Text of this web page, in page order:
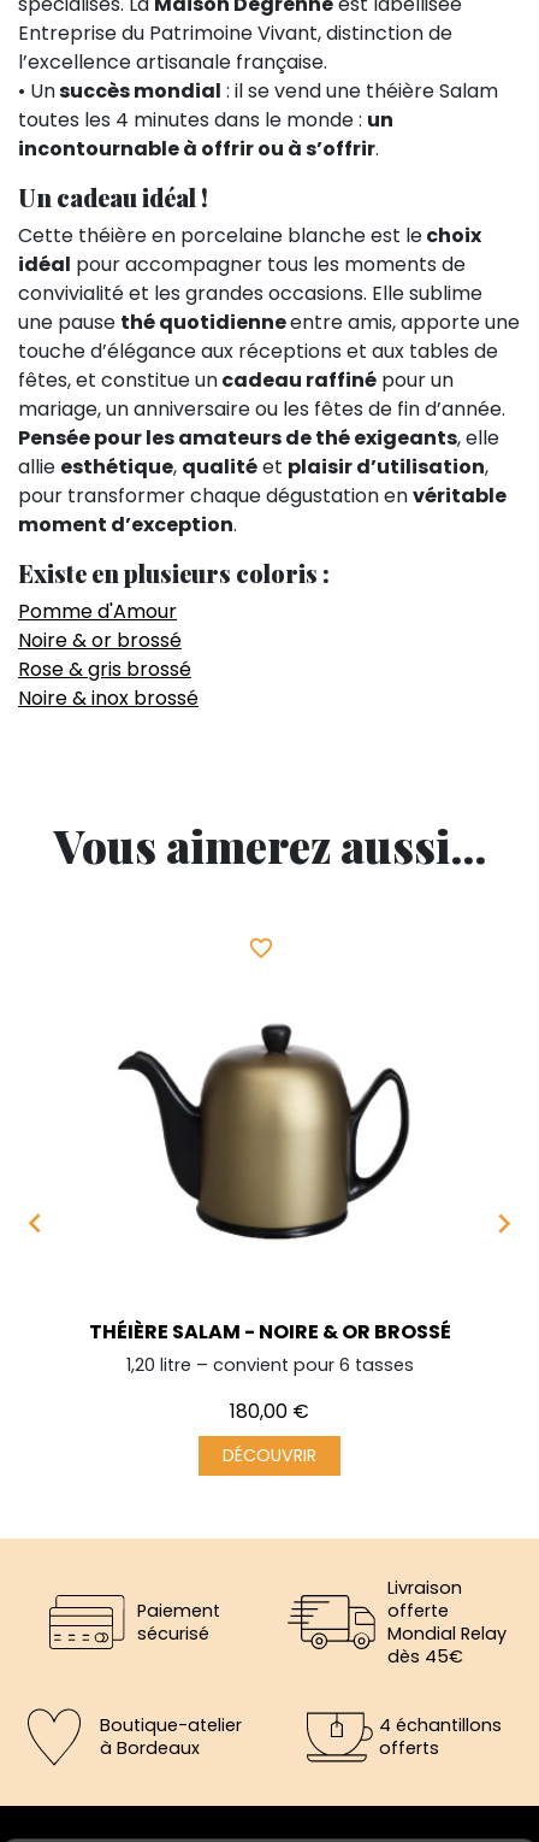
Entreprise du Patrimoine Vivant, distinction de
l’excellence artisanale française.
• Unsuccès mondial : il se vend une théière Salam
toutes les 4 minutes dans le monde : un
incontournable à offrir ou à s’offrir.
Un cadeau idéal !
Cette théière en porcelaine blanche est lechoix
idéal pour accompagner tous les moments de
convivialité et les grandes occasions. Elle sublime
une pause thé quotidienneentre amis, apporte une
touche d’élégance aux réceptions et aux tables de
fêtes, et constitue uncadeau raffiné pour un
mariage, un anniversaire ou les fêtes de fin d’année.
Pensée pour les amateurs de thé exigeants, elle
allie esthétique, qualitéet plaisir d’utilisation,
pour transformer chaque dégustation envéritable
moment d’exception.
Existe en plusieurs coloris :
Pomme d'Amour
Noire & or brossé
Rose & gris brossé
Noire & inox brossé
Vous aimerez aussi...

favorite_border
THÉIÈRE SALAM - NOIRE & OR BROSSÉ
1,20 litre – convient pour 6 tasses
Prix
180,00 €
DÉCOUVRIR

Paiement
sécurisé
Livraison
offerte
Mondial Relay
dès 45€
Boutique-atelier
à Bordeaux
4 échantillons
offerts